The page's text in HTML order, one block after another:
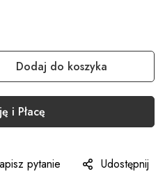
Dodaj do koszyka
i Płacę
pytanie Udostępnij